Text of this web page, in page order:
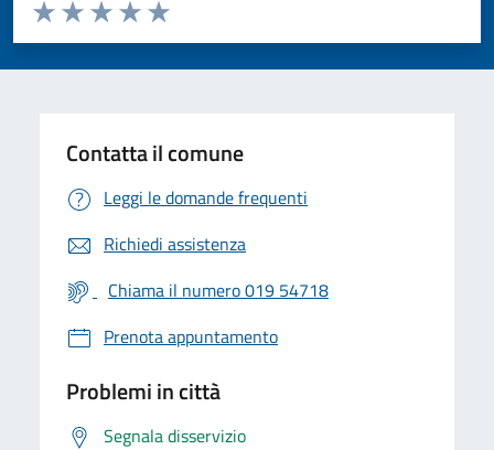
Valuta da 1 a 5 stelle la pagina
Valuta 5 stelle su 5
Valuta 4 stelle su 5
Valuta 3 stelle su 5
Valuta 2 stelle su 5
Valuta 1 stelle su 5
Contatta il comune
Leggi le domande frequenti
Richiedi assistenza
Chiama il numero 019 54718
Prenota appuntamento
Problemi in città
Segnala disservizio